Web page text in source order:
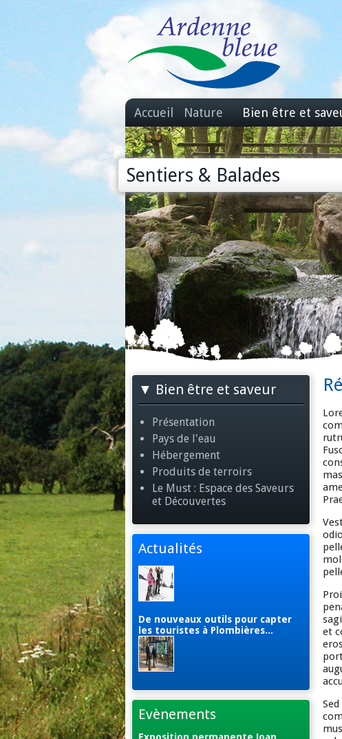
Accueil Nature Bien être et
Sentiers & Balades
Bien être et saveur
Présentation
Pays de l'eau
Hébergement
Produits de terroirs
Le Must : Espace des Saveurs
et Découvertes
Actualités
De nouveaux outils pour capter
les touristes à Plombières...
Evènements
et